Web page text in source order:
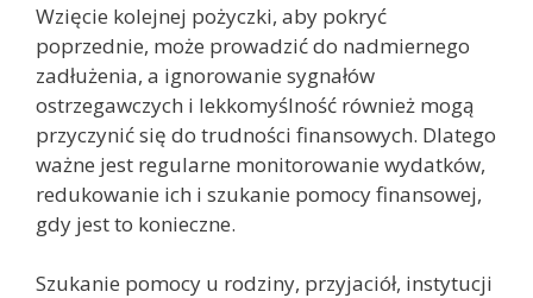
Wzięcie kolejnej pożyczki, aby pokryć
poprzednie, może prowadzić do nadmiernego
zadłużenia, a ignorowanie sygnałów
ostrzegawczych i lekkomyślność również mogą
przyczynić się do trudności finansowych. Dlatego
ważne jest regularne monitorowanie wydatków,
redukowanie ich i szukanie pomocy finansowej,
gdy jest to konieczne.
Szukanie pomocy u rodziny, przyjaciół, instytucji